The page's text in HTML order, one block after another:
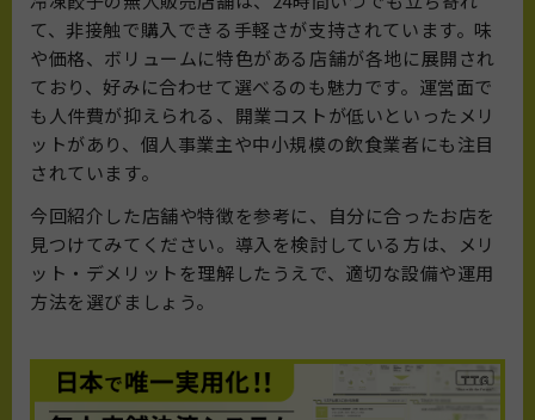
て、非接触で購入できる手軽さが支持されています。味
や価格、ボリュームに特色がある店舗が各地に展開され
ており、好みに合わせて選べるのも魅力です。運営面で
も人件費が抑えられる、開業コストが低いといったメリ
ットがあり、個人事業主や中小規模の飲食業者にも注目
されています。
今回紹介した店舗や特徴を参考に、自分に合ったお店を
見つけてみてください。導入を検討している方は、メリ
ット・デメリットを理解したうえで、適切な設備や運用
方法を選びましょう。